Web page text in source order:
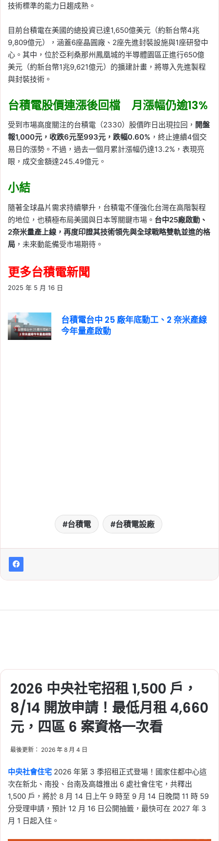
技術標準的能力日趨成熟。
目前台積電在美國的總投資已達1,650億美元（約新台幣4兆
9,809億元），涵蓋6座晶圓廠、2座先進封裝設施與1座研發中
心。其中，位於亞利桑那州鳳凰城的半導體園區正進行650億
美元（約新台幣1兆9,621億元）的擴建計畫，將導入先進製程
與封裝技術。
台積電股價連漲後回檔 月漲幅仍逾13%
受到市場高度關注的台積電（2330）股價昨日出現拉回， 開盤
報1,000元，收跌6元至993元，跌幅0.60% ，終止連續4個交
易日的漲勢。不過，過去一個月累計漲幅仍達13.2%，表現亮
眼，成交金額達245.49億元。
小結
隨著全球晶片需求持續攀升，台積電不僅強化台灣在高階製程
的地位，也積極布局美國與日本等關鍵市場。 台中25廠啟動、
2奈米量產上線，再度印證其技術領先與全球戰略雙軌並進的格
局 ，未來動能備受市場期待。
更多台積電新聞
2025 年 5 月 16 日
台積電台中 25 廠年底動工、2 奈米產線
今年量產啟動
台積電 台積電設廠
2026 中央社宅招租 1,500 戶，
8/14 開放申請！最低月租 4,660
元，四區 6 案資格一次看
最後更新： 2026 年 8 月 4 日
中央社會住宅 2026 年第 3 季招租正式登場！國家住都中心這
次在新北、南投、台南及高雄推出 6 處社會住宅，共釋出
1,500 戶，將於 8 月 14 日上午 9 時至 9 月 14 日晚間 11 時 59
分受理申請，預計 12 月 16 日公開抽籤，最快可在 2027 年 3
月 1 日起入住。